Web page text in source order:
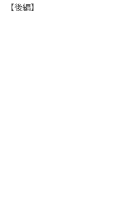
【後編】